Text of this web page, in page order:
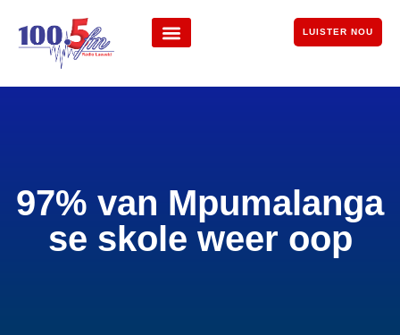
LUISTER NOU
97% van Mpumalanga
se skole weer oop